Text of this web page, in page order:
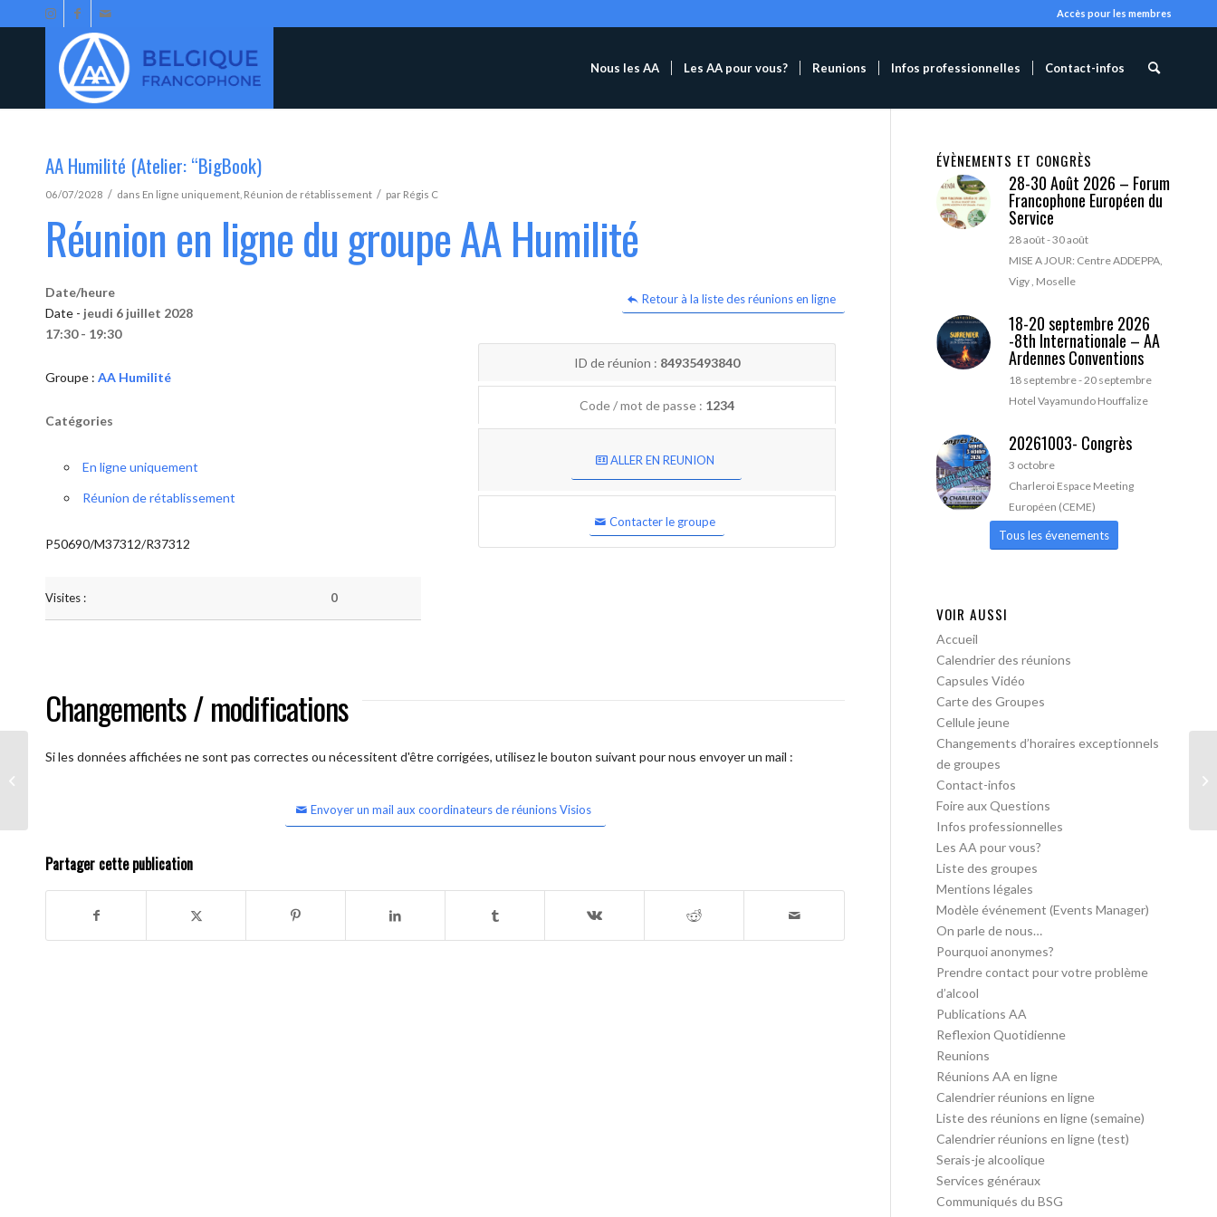
Accès pour les membres
Nous les AA Les AA pour vous? Reunions Infos professionnelles Contact-infos
AA Humilité (Atelier: “BigBook)
06/07/2028 / dans En ligne uniquement Réunion de rétablissement / par Régis C
Réunion en ligne du groupe AA Humilité
Retour à la liste des réunions en ligne
Date/heure
Date - jeudi 6 juillet 2028
17:30 - 19:30
Groupe : AA Humilité
Catégories
En ligne uniquement
Réunion de rétablissement
P50690/M37312/R37312
Visites : 0
ID de réunion : 84935493840
Code / mot de passe : 1234
ALLER EN REUNION
Contacter le groupe
Changements / modifications
Si les données affichées ne sont pas correctes ou nécessitent d'être corrigées, utilisez le bouton suivant pour nous envoyer un mail :
Envoyer un mail aux coordinateurs de réunions Visios
Partager cette publication
ÉVÈNEMENTS ET CONGRÈS
28-30 Août 2026 – Forum
Francophone Européen du
Service
28 août-30 août
MISE A JOUR: Centre ADDEPPA,
Vigy , Moselle
18-20 septembre 2026
-8th Internationale – AA
Ardennes Conventions
18 septembre-20 septembre
Hotel Vayamundo Houffalize
20261003- Congrès
3 octobre
Charleroi Espace Meeting
Européen (CEME)
Tous les évenements
VOIR AUSSI
Accueil
Calendrier des réunions
Capsules Vidéo
Carte des Groupes
Cellule jeune
Changements d’horaires exceptionnels
de groupes
Contact-infos
Foire aux Questions
Infos professionnelles
Les AA pour vous?
Liste des groupes
Mentions légales
Modèle événement (Events Manager)
On parle de nous…
Pourquoi anonymes?
Prendre contact pour votre problème
d’alcool
Publications AA
Reflexion Quotidienne
Reunions
Réunions AA en ligne
Calendrier réunions en ligne
Liste des réunions en ligne (semaine)
Calendrier réunions en ligne (test)
Serais-je alcoolique
Services généraux
Communiqués du BSG